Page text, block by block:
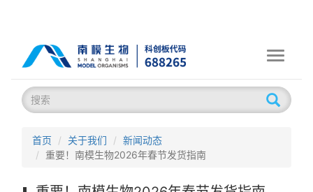
Toggle
首页 关于我们
新闻动态
重要！南模生物2026年春节发货指南